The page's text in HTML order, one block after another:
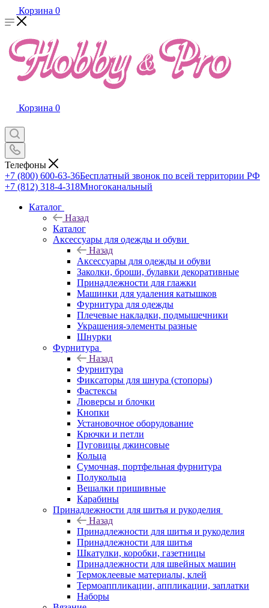
Корзина 0
Корзина 0
Телефоны
+7 (800) 600-63-36Бесплатный звонок по всей территории РФ
+7 (812) 318-4-318Многоканальный
Каталог
Назад
Каталог
Аксессуары для одежды и обуви
Назад
Аксессуары для одежды и обуви
Заколки, броши, булавки декоративные
Принадлежности для глажки
Машинки для удаления катышков
Фурнитура для одежды
Плечевые накладки, подмышечники
Украшения-элементы разные
Шнурки
Фурнитура
Назад
Фурнитура
Фиксаторы для шнура (стопоры)
Фастексы
Люверсы и блочки
Кнопки
Установочное оборудование
Крючки и петли
Пуговицы джинсовые
Кольца
Сумочная, портфельная фурнитура
Полукольца
Вешалки пришивные
Карабины
Принадлежности для шитья и рукоделия
Назад
Принадлежности для шитья и рукоделия
Принадлежности для шитья
Шкатулки, коробки, газетницы
Принадлежности для швейных машин
Термоклеевые материалы, клей
Термоаппликации, аппликации, заплатки
Наборы